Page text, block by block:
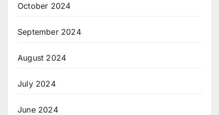
October 2024
September 2024
August 2024
July 2024
June 2024